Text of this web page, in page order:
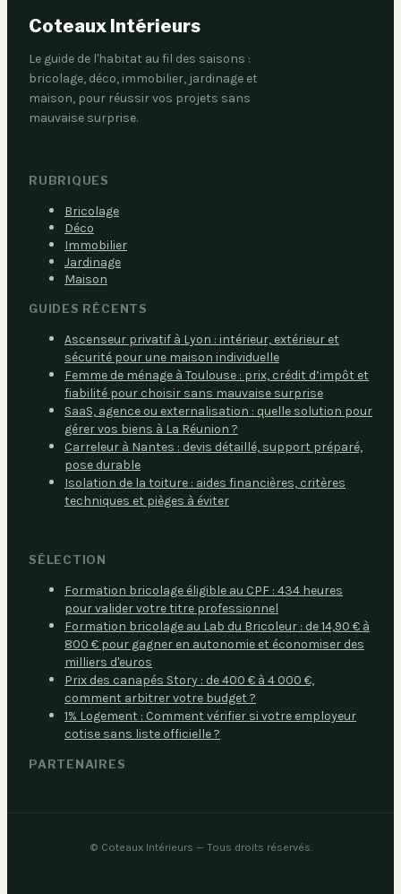
Coteaux Intérieurs
Le guide de l'habitat au fil des saisons :
bricolage, déco, immobilier, jardinage et
maison, pour réussir vos projets sans
mauvaise surprise.
RUBRIQUES
Bricolage
Déco
Immobilier
Jardinage
Maison
GUIDES RÉCENTS
Ascenseur privatif à Lyon : intérieur, extérieur et
sécurité pour une maison individuelle
Femme de ménage à Toulouse : prix, crédit d’impôt et
fiabilité pour choisir sans mauvaise surprise
SaaS, agence ou externalisation : quelle solution pour
gérer vos biens à La Réunion ?
Carreleur à Nantes : devis détaillé, support préparé,
pose durable
Isolation de la toiture : aides financières, critères
techniques et pièges à éviter
SÉLECTION
Formation bricolage éligible au CPF : 434 heures
pour valider votre titre professionnel
Formation bricolage au Lab du Bricoleur : de 14,90 € à
800 € pour gagner en autonomie et économiser des
milliers d'euros
Prix des canapés Story : de 400 € à 4 000 €,
comment arbitrer votre budget ?
1% Logement : Comment vérifier si votre employeur
cotise sans liste officielle ?
PARTENAIRES
© Coteaux Intérieurs — Tous droits réservés.